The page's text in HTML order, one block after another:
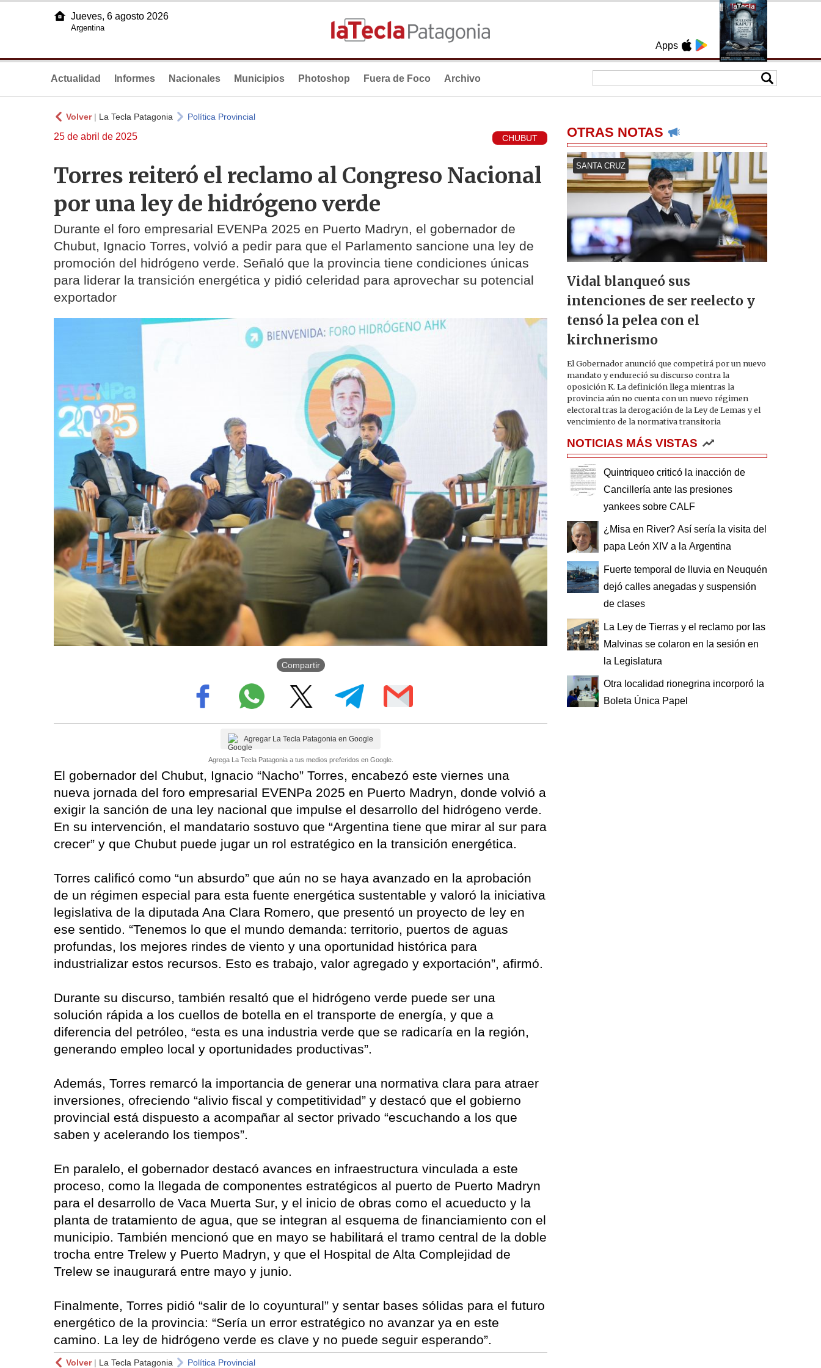
Apps
Jueves, 6 agosto 2026
Argentina
Actualidad Informes Nacionales Municipios Photoshop Fuera de Foco Archivo
Volver| La Tecla Patagonia Política Provincial
25 de abril de 2025 CHUBUT
Torres reiteró el reclamo al Congreso Nacional
por una ley de hidrógeno verde
Durante el foro empresarial EVENPa 2025 en Puerto Madryn, el gobernador de
Chubut, Ignacio Torres, volvió a pedir para que el Parlamento sancione una ley de
promoción del hidrógeno verde. Señaló que la provincia tiene condiciones únicas
para liderar la transición energética y pidió celeridad para aprovechar su potencial
exportador
Compartir
Agregar La Tecla Patagonia en Google
Agrega La Tecla Patagonia a tus medios preferidos en Google.
El gobernador del Chubut, Ignacio “Nacho” Torres, encabezó este viernes una
nueva jornada del foro empresarial EVENPa 2025 en Puerto Madryn, donde volvió a
exigir la sanción de una ley nacional que impulse el desarrollo del hidrógeno verde.
En su intervención, el mandatario sostuvo que “Argentina tiene que mirar al sur para
crecer” y que Chubut puede jugar un rol estratégico en la transición energética.
Torres calificó como “un absurdo” que aún no se haya avanzado en la aprobación
de un régimen especial para esta fuente energética sustentable y valoró la iniciativa
legislativa de la diputada Ana Clara Romero, que presentó un proyecto de ley en
ese sentido. “Tenemos lo que el mundo demanda: territorio, puertos de aguas
profundas, los mejores rindes de viento y una oportunidad histórica para
industrializar estos recursos. Esto es trabajo, valor agregado y exportación”, afirmó.
Durante su discurso, también resaltó que el hidrógeno verde puede ser una
solución rápida a los cuellos de botella en el transporte de energía, y que a
diferencia del petróleo, “esta es una industria verde que se radicaría en la región,
generando empleo local y oportunidades productivas”.
Además, Torres remarcó la importancia de generar una normativa clara para atraer
inversiones, ofreciendo “alivio fiscal y competitividad” y destacó que el gobierno
provincial está dispuesto a acompañar al sector privado “escuchando a los que
saben y acelerando los tiempos”.
En paralelo, el gobernador destacó avances en infraestructura vinculada a este
proceso, como la llegada de componentes estratégicos al puerto de Puerto Madryn
para el desarrollo de Vaca Muerta Sur, y el inicio de obras como el acueducto y la
planta de tratamiento de agua, que se integran al esquema de financiamiento con el
municipio. También mencionó que en mayo se habilitará el tramo central de la doble
trocha entre Trelew y Puerto Madryn, y que el Hospital de Alta Complejidad de
Trelew se inaugurará entre mayo y junio.
Finalmente, Torres pidió “salir de lo coyuntural” y sentar bases sólidas para el futuro
energético de la provincia: “Sería un error estratégico no avanzar ya en este
camino. La ley de hidrógeno verde es clave y no puede seguir esperando”.
Volver| La Tecla Patagonia Política Provincial
OTRAS NOTAS
SANTA CRUZ
Vidal blanqueó sus
intenciones de ser reelecto y
tensó la pelea con el
kirchnerismo
El Gobernador anunció que competirá por un nuevo
mandato y endureció su discurso contra la
oposición K. La definición llega mientras la
provincia aún no cuenta con un nuevo régimen
electoral tras la derogación de la Ley de Lemas y el
vencimiento de la normativa transitoria
NOTICIAS MÁS VISTAS
Quintriqueo criticó la inacción de
Cancillería ante las presiones
yankees sobre CALF
¿Misa en River? Así sería la visita del
papa León XIV a la Argentina
Fuerte temporal de lluvia en Neuquén
dejó calles anegadas y suspensión
de clases
La Ley de Tierras y el reclamo por las
Malvinas se colaron en la sesión en
la Legislatura
Otra localidad rionegrina incorporó la
Boleta Única Papel